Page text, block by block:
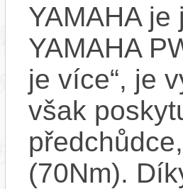
YAMAHA
YAMAHA
je více“, je
však
(70Nm).